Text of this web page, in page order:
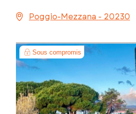
Poggio-Mezzana - 20230
Sous compromis